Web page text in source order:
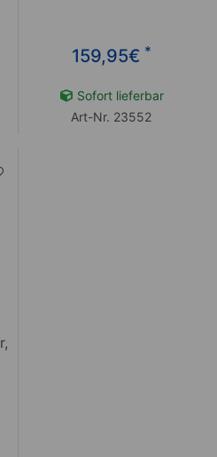
159,95€ *
Sofort lieferbar
Art-Nr. 23552